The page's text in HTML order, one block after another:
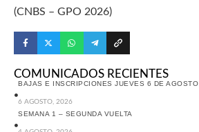
(CNBS – GPO 2026)
COMUNICADOS RECIENTES
BAJAS E INSCRIPCIONES JUEVES 6 DE AGOSTO
6 AGOSTO, 2026
SEMANA 1 – SEGUNDA VUELTA